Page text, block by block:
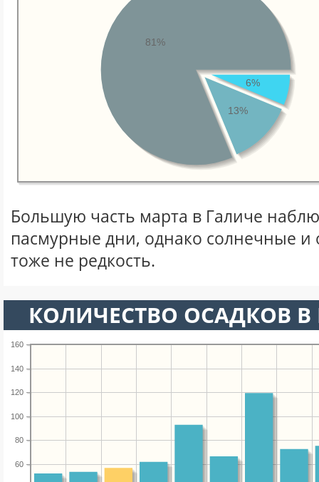
6%
13%
81%
Большую часть марта в Галиче
пасмурные дни, однако солнечные
тоже не редкость.
КОЛИЧЕСТВО ОСАДКОВ
60
80
100
120
140
160